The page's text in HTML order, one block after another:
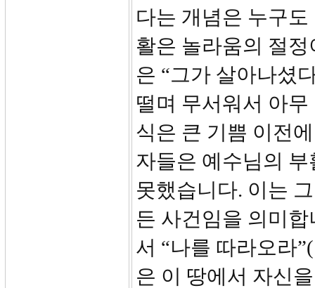
다는 개념은 누구
활은 놀라움의 절
은 “그가 살아나셨
떨며 무서워서 아
식은 큰 기쁨 이전
자들은 예수님의
못했습니다. 이는
든 사건임을 의미
서 “나를 따라오라
은 이 땅에서 자신